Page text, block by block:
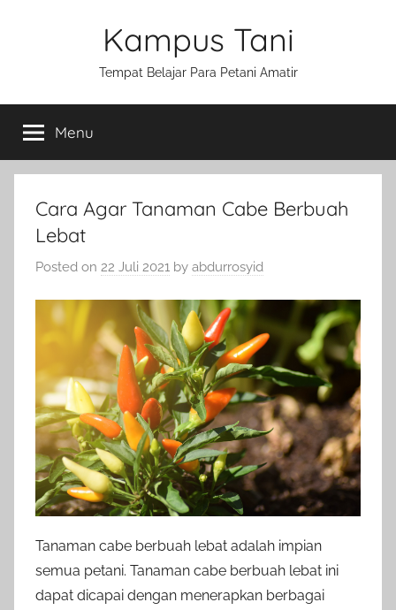
Kampus Tani
Tempat Belajar Para Petani Amatir
Menu
Cara Agar Tanaman Cabe Berbuah
Lebat
Posted on 22 Juli 2021 by abdurrosyid
Tanaman cabe berbuah lebat adalah impian
semua petani. Tanaman cabe berbuah lebat ini
dapat dicapai dengan menerapkan berbagai